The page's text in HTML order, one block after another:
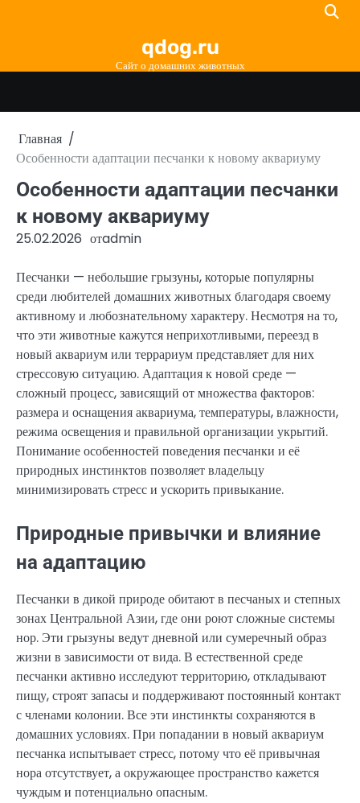
qdog.ru
Сайт о домашних животных
Главная
Особенности адаптации песчанки к новому аквариуму
Особенности адаптации песчанки
к новому аквариуму
25.02.2026 отadmin
Песчанки — небольшие грызуны, которые популярны
среди любителей домашних животных благодаря своему
активному и любознательному характеру. Несмотря на то,
что эти животные кажутся неприхотливыми, переезд в
новый аквариум или террариум представляет для них
стрессовую ситуацию. Адаптация к новой среде —
сложный процесс, зависящий от множества факторов:
размера и оснащения аквариума, температуры, влажности,
режима освещения и правильной организации укрытий.
Понимание особенностей поведения песчанки и её
природных инстинктов позволяет владельцу
минимизировать стресс и ускорить привыкание.
Природные привычки и влияние
на адаптацию
Песчанки в дикой природе обитают в песчаных и степных
зонах Центральной Азии, где они роют сложные системы
нор. Эти грызуны ведут дневной или сумеречный образ
жизни в зависимости от вида. В естественной среде
песчанки активно исследуют территорию, откладывают
пищу, строят запасы и поддерживают постоянный контакт
с членами колонии. Все эти инстинкты сохраняются в
домашних условиях. При попадании в новый аквариум
песчанка испытывает стресс, потому что её привычная
нора отсутствует, а окружающее пространство кажется
чуждым и потенциально опасным.